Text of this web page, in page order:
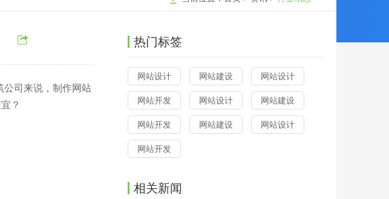
公司来说，制作网站
？
热门标签
网站设计 网站建设 网站设计
网站开发 网站设计 网站建设
网站开发 网站建设 网站设计
网站开发
相关新闻